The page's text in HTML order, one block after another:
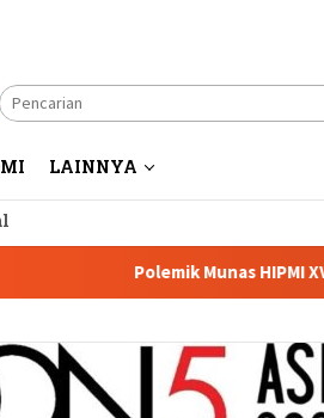
LAINNYA
Polemik Munas HIPMI XVIII